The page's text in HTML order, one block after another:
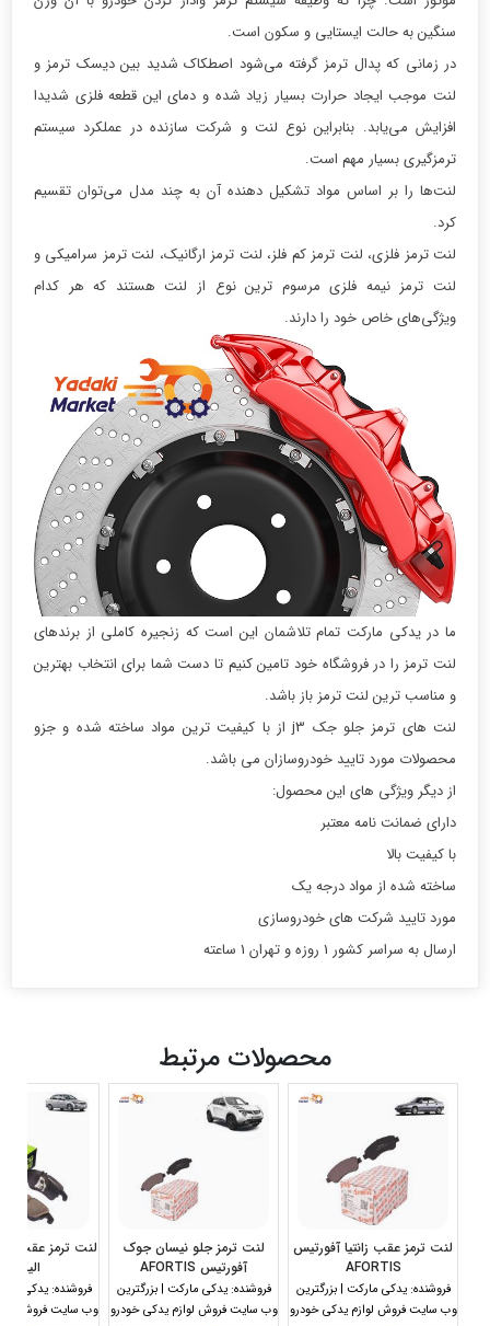
سنگین به حالت ایستایی و سکون است.
در زمانی که پدال ترمز گرفته می‌شود اصطکاک شدید بین دیسک ترمز و
لنت موجب ایجاد حرارت بسیار زیاد شده و دمای این قطعه فلزی شدیدا
افزایش می‌یابد. بنابراین نوع لنت و شرکت سازنده در عملکرد سیستم
ترمزگیری بسیار مهم است.
لنت‌ها را بر اساس مواد تشکیل دهنده آن به چند مدل می‌توان تقسیم
کرد.
لنت ترمز فلزی، لنت ترمز کم فلز، لنت ترمز ارگانیک، لنت ترمز سرامیکی و
لنت ترمز نیمه فلزی مرسوم ترین نوع از لنت هستند که هر کدام
ویژگی‌های خاص خود را دارند.
ما در یدکی مارکت تمام تلاشمان این است که زنجیره کاملی از برندهای
لنت ترمز را در فروشگاه خود تامین کنیم تا دست شما برای انتخاب بهترین
و مناسب ترین لنت ترمز باز باشد.
لنت های ترمز جلو جک j3 از با کیفیت ترین مواد ساخته شده و جزو
محصولات مورد تایید خودروسازان می باشد.
از دیگر ویژگی های این محصول:
دارای ضمانت نامه معتبر
با کیفیت بالا
ساخته شده از مواد درجه یک
مورد تایید شرکت های خودروسازی
ارسال به سراسر کشور 1 روزه و تهران 1 ساعته
محصولات مرتبط
لنت ترمز عقب زانتیا آفورتیس
AFORTIS
فروشنده: یدکی مارکت | بزرگترین
وب سایت فروش لوازم یدکی خودرو
لنت ترمز جلو نیسان جوک
آفورتیس AFORTIS
فروشنده: یدکی مارکت | بزرگترین
وب سایت فروش لوازم یدکی خودرو
الیگ Elig
فروشنده: یدکی
وب سایت فروش